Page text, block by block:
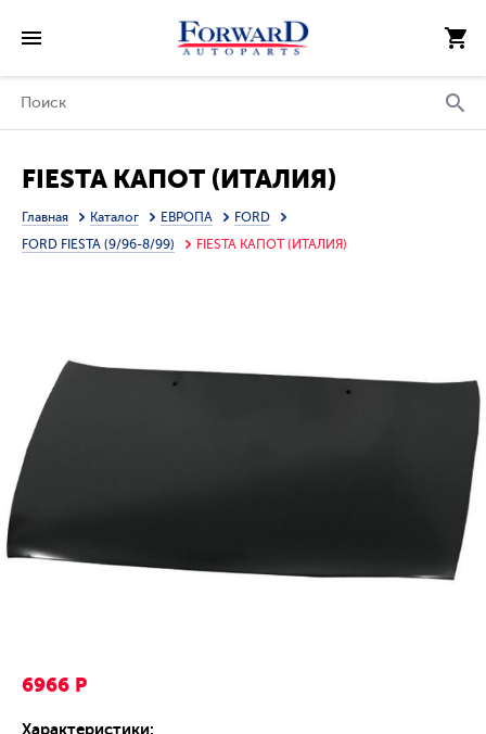
FIESTA КАПОТ (ИТАЛИЯ)
Главная Каталог ЕВРОПА
FORD
FORD FIESTA (9/96-8/99)
FIESTA КАПОТ (ИТАЛИЯ)
6966 Р
Характеристики: